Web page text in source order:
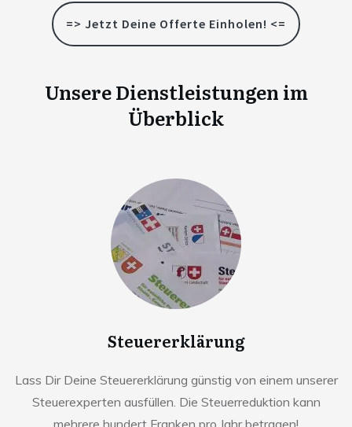
=> Jetzt Deine Offerte Einholen! <=
Unsere Dienstleistungen im
Überblick
Steuererklärung
Lass Dir Deine Steuererklärung günstig von einem unserer
Steuerexperten ausfüllen. Die Steuerreduktion kann
mehrere hundert Franken pro Jahr betragen!